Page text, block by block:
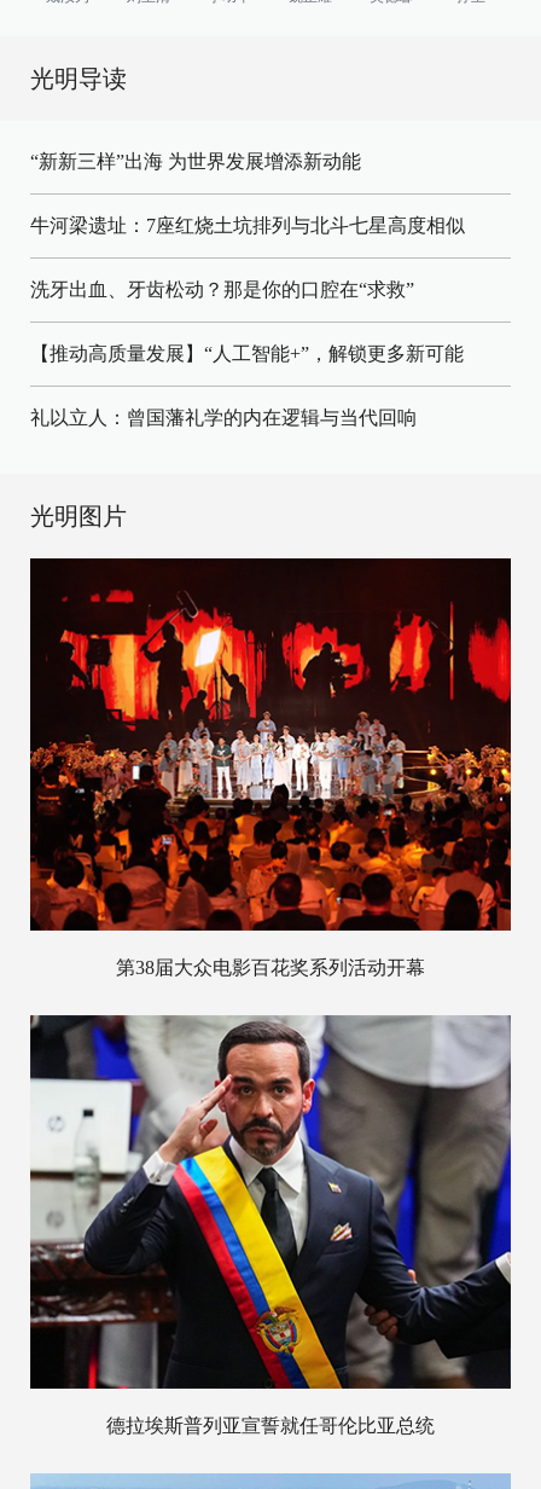
光明导读
“新新三样”出海 为世界发展增添新动能
牛河梁遗址：7座红烧土坑排列与北斗七星高度相似
洗牙出血、牙齿松动？那是你的口腔在“求救”
【推动高质量发展】“人工智能+”，解锁更多新可能
礼以立人：曾国藩礼学的内在逻辑与当代回响
光明图片
第38届大众电影百花奖系列活动开幕
德拉埃斯普列亚宣誓就任哥伦比亚总统